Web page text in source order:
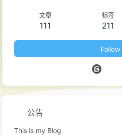
文章
111
标签
211
Follow
公告
This is my Blog